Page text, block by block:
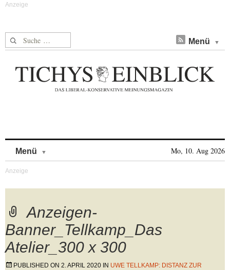
Suche nach: Menü
Menü Mo, 10. Aug 2026
Anzeigen-
Banner_Tellkamp_Das
Atelier_300 x 300
PUBLISHED ON 2. APRIL 2020 IN UWE TELLKAMP: DISTANZ ZUR